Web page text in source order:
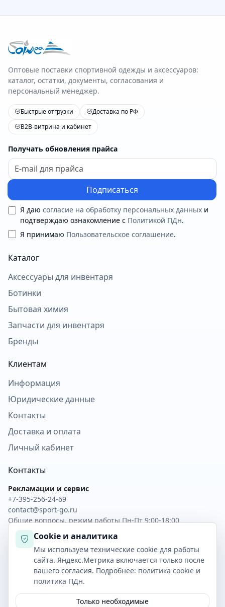
Оптовые поставки спортивной одежды и аксессуаров:
каталог, остатки, документы, согласования и
персональный менеджер.
Быстрые отгрузки
Доставка по РФ
B2B-витрина и кабинет
Получать обновления прайса
Подписаться
Я даю согласие на обработку персональных данных и
подтверждаю ознакомление с Политикой ПДн.
Я принимаю Пользовательское соглашение.
Каталог
Аксессуары для инвентаря
Ботинки
Бытовая химия
Запчасти для инвентаря
Бренды
Клиентам
Информация
Юридические данные
Контакты
Доставка и оплата
Личный кабинет
Контакты
Рекламации и сервис
+7-395-256-24-69
contact@sport-go.ru
Общие вопросы, режим работы Пн-Пт 9:00-18:00
Обратная связь
Скачать прайс XLSX
Скачать прайс CSV
Личный кабинет
© 2026 SAIMAA · Все права защищены
Политика ПДн, согласие и CookieОплата и доставка
Cookie и аналитика
Мы используем технические cookie для работы
сайта. Яндекс.Метрика включается только после
вашего согласия. Подробнее: политика cookie и
политика ПДн.
Только необходимые